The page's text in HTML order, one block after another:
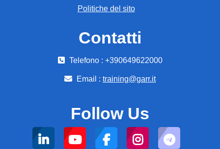
Politiche del sito
Contatti
Telefono : +390649622000
Email : training@garr.it
Follow Us